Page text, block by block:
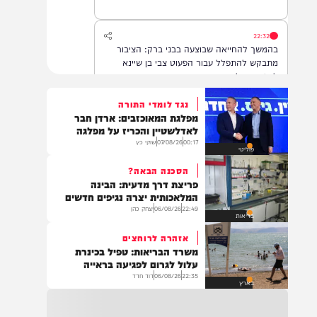
22:32
בהמשך להחייאה שבוצעה בבני ברק: הציבור
לרפואה שלמה
21:32
בין הזמנים: שלושה בחורי ישיבות חולצו
מהכינרת לאחר שנסחפו לעומק האגם, בחוף
בלתי מוכרז כשהם על גבי אביזר ציפה.
21:31
בני ברק: חובשים ופראמדיקים של ארגון הצלה
מבצעים פעולות החייאה על תינוק כבן שנה וחצי
לאחר שנחנק משקית.
פוליטי
נגד לומדי התורה
מפלגת המאוכזבים: ארדן חבר
לאדלשטיין והכריז על מפלגה
00:17
07/08/26שוקי כץ
בריאות
הסכנה הבאה?
פריצת דרך מדעית: הבינה
המלאכותית יצרה נגיפים חדשים
22:49
06/08/26יצחק כהן
אזהרה לרוחצים
משרד הבריאות: טפיל בכינרת